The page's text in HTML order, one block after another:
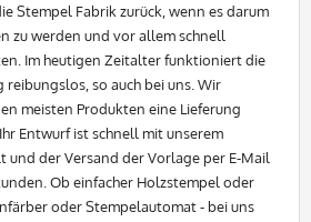
Stempel Fabrik zurück, wenn es darum
zu werden und vor allem schnell
Im heutigen Zeitalter funktioniert die
so auch bei uns. Wir
meisten Produkten eine Lieferung
Entwurf ist schnell mit unserem
der Versand der Vorlage per E-Mail
Ob einfacher Holzstempel oder
oder Stempelautomat - bei uns